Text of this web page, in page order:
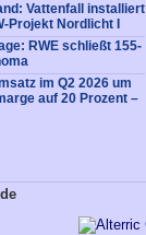
Vattenfall installiert
Projekt Nordlicht I
RWE schließt 155-
im Q2 2026 um
auf 20 Prozent –